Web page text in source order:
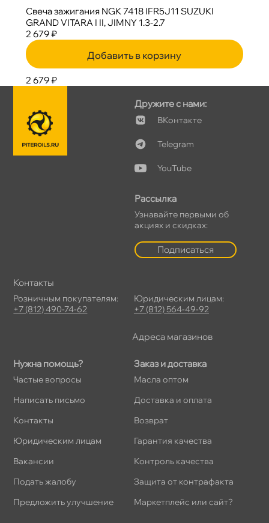
Свеча зажигания NGK 7418 IFR5J11 SUZUKI
GRAND VITARA I II, JIMNY 1.3-2.7
2 679 ₽
Добавить в корзину
2 679 ₽
Нужна помощь?
Частые вопросы
Написать письмо
Контакты
Юридическим лицам
акансии
Подать жалобу
Предложить улучшение
Заказ и доставка
Масла оптом
Доставка и оплата
озврат
Гарантия качества
Контроль качества
Защита от контрафакта
Маркетплейс или сайт?
Дружите с нами:
Контакте
Telegram
YouTube
Рассылка
Узнавайте первыми о
акциях и скидках:
Подписаться
Контакты
Розничным покупателям:
+7 (812) 490-74-62
Юридическим лицам:
+7 (812) 564-49-92
Адреса магазино